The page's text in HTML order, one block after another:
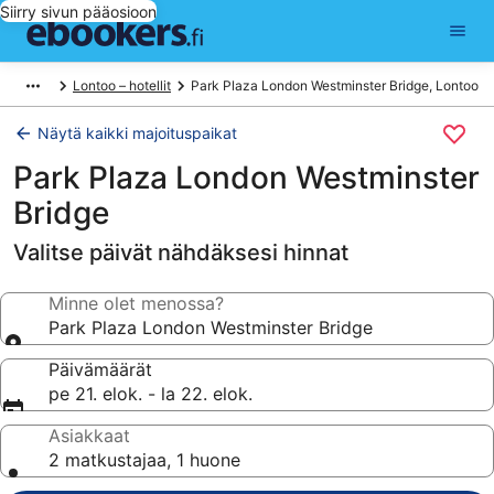
Siirry sivun pääosioon
Lontoo – hotellit Park Plaza London Westminster Bridge, Lontoo
Näytä kaikki majoituspaikat
Park Plaza London Westminster
Bridge
Valitse päivät nähdäksesi hinnat
Minne olet menossa?
Park Plaza London Westminster Bridge
Päivämäärät
pe 21. elok. - la 22. elok.
Asiakkaat
2 matkustajaa, 1 huone